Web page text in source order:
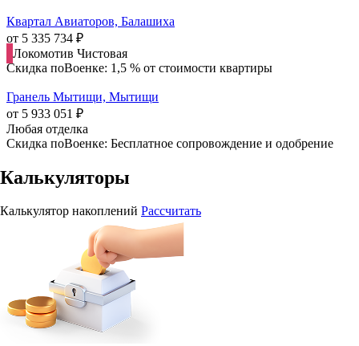
Квартал Авиаторов, Балашиха
от 5 335 734 ₽
Локомотив Чистовая
Скидка поВоенке: 1,5 % от стоимости квартиры
Гранель Мытищи, Мытищи
от 5 933 051 ₽
Любая отделка
Скидка поВоенке: Бесплатное сопровождение и одобрение
Калькуляторы
Калькулятор накоплений Рассчитать